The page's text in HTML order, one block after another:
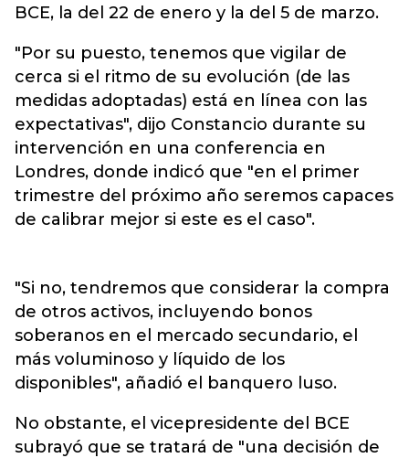
BCE, la del 22 de enero y la del 5 de marzo.
"Por su puesto, tenemos que vigilar de
cerca si el ritmo de su evolución (de las
medidas adoptadas) está en línea con las
expectativas", dijo Constancio durante su
intervención en una conferencia en
Londres, donde indicó que "en el primer
trimestre del próximo año seremos capaces
de calibrar mejor si este es el caso".
"Si no, tendremos que considerar la compra
de otros activos, incluyendo bonos
soberanos en el mercado secundario, el
más voluminoso y líquido de los
disponibles", añadió el banquero luso.
No obstante, el vicepresidente del BCE
subrayó que se tratará de "una decisión de